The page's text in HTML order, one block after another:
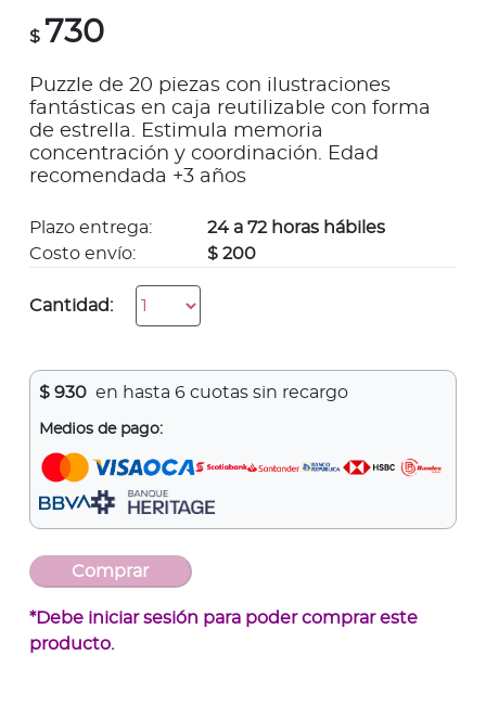
$ 730
Puzzle de 20 piezas con ilustraciones
fantásticas en caja reutilizable con forma
de estrella. Estimula memoria
concentración y coordinación. Edad
recomendada +3 años
Plazo entrega:
24 a 72 horas hábiles
Costo envío:
$ 200
Cantidad:
$ 930 en hasta 6 cuotas sin recargo
Medios de pago:
*Debe iniciar sesión para poder comprar este
producto.